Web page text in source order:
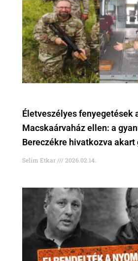
Életveszélyes fenyegetések
Macskaárvaház ellen: a
Bereczékre hivatkozva
Selim Etkar 2026.02.14.